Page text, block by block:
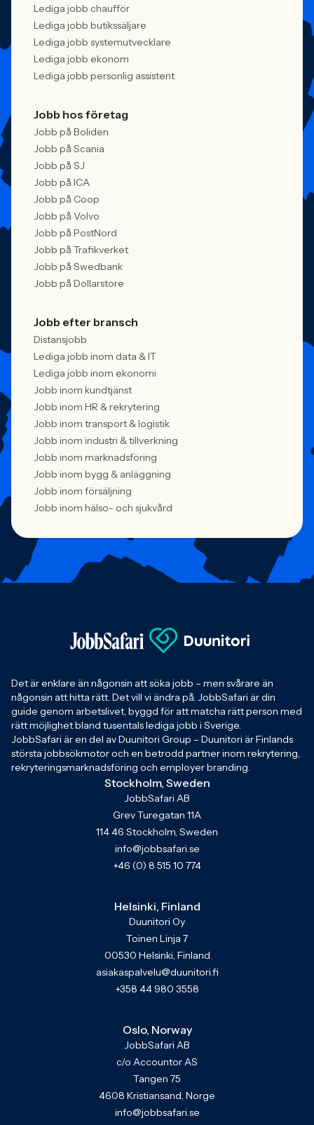
Lediga jobb chaufför
Lediga jobb butikssäljare
Lediga jobb systemutvecklare
Lediga jobb ekonom
Lediga jobb personlig assistent
Jobb hos företag
Jobb på Boliden
Jobb på Scania
Jobb på SJ
Jobb på ICA
Jobb på Coop
Jobb på Volvo
Jobb på PostNord
Jobb på Trafikverket
Jobb på Swedbank
Jobb på Dollarstore
Jobb efter bransch
Distansjobb
Lediga jobb inom data & IT
Lediga jobb inom ekonomi
Jobb inom kundtjänst
Jobb inom HR & rekrytering
Jobb inom transport & logistik
Jobb inom industri & tillverkning
Jobb inom marknadsföring
Jobb inom bygg & anläggning
Jobb inom försäljning
Jobb inom hälso- och sjukvård
Det är enklare än någonsin att söka jobb – men svårare än
någonsin att hitta rätt. Det vill vi ändra på. JobbSafari är din
guide genom arbetslivet, byggd för att matcha rätt person med
rätt möjlighet bland tusentals lediga jobb i Sverige.
JobbSafari är en del av Duunitori Group – Duunitori är Finlands
största jobbsökmotor och en betrodd partner inom rekrytering,
rekryteringsmarknadsföring och employer branding.
Stockholm, Sweden
JobbSafari AB
Grev Turegatan 11A
114 46 Stockholm, Sweden
info@jobbsafari.se
+46 (0) 8 515 10 774
Helsinki, Finland
Duunitori Oy
Toinen Linja 7
00530 Helsinki, Finland
asiakaspalvelu@duunitori.fi
+358 44 980 3558
Oslo, Norway
JobbSafari AB
c/o Accountor AS
Tangen 75
4608 Kristiansand, Norge
info@jobbsafari.se